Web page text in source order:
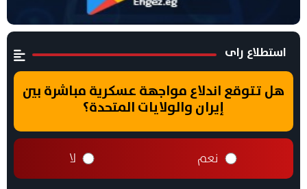
استطلاع راى
هل تتوقع اندلاع مواجهة عسكرية مباشرة بين
إيران والولايات المتحدة؟
نعم لا